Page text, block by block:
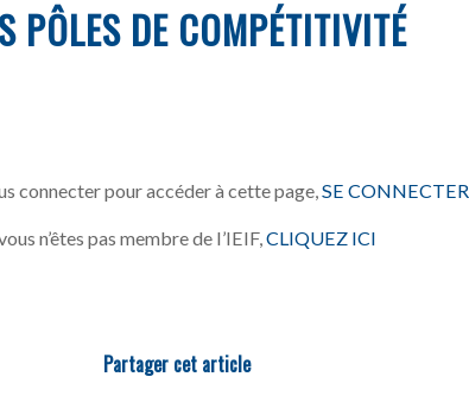
PÔLES DE COMPÉTITIVITÉ
connecter pour accéder à cette page, SE CONNECTER
n’êtes pas membre de l’IEIF,CLIQUEZ ICI
Partager cet article